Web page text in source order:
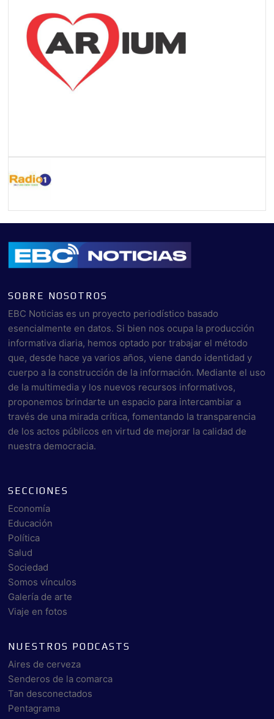
SOBRE NOSOTROS
EBC Noticias es un proyecto periodístico basado
esencialmente en datos. Si bien nos ocupa la producción
informativa diaria, hemos optado por trabajar el método
que, desde hace ya varios años, viene dando identidad y
cuerpo a la construcción de la información. Mediante el uso
de la multimedia y los nuevos recursos informativos,
proponemos brindarte un espacio para intercambiar a
través de una mirada crítica, fomentando la transparencia
de los actos públicos en virtud de mejorar la calidad de
nuestra democracia.
SECCIONES
Economía
Educación
Política
Salud
Sociedad
Somos vínculos
Galería de arte
Viaje en fotos
NUESTROS PODCASTS
Aires de cerveza
Senderos de la comarca
Tan desconectados
Pentagrama